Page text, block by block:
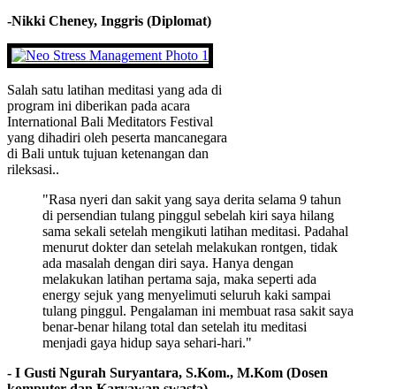
-Nikki Cheney, Inggris (Diplomat)
Salah satu latihan meditasi yang ada di
program ini diberikan pada acara
International Bali Meditators Festival
yang dihadiri oleh peserta mancanegara
di Bali untuk tujuan ketenangan dan
rileksasi..
"Rasa nyeri dan sakit yang saya derita selama 9 tahun
di persendian tulang pinggul sebelah kiri saya hilang
sama sekali setelah mengikuti latihan meditasi. Padahal
menurut dokter dan setelah melakukan rontgen, tidak
ada masalah dengan diri saya. Hanya dengan
melakukan latihan pertama saja, maka seperti ada
energy sejuk yang menyelimuti seluruh kaki sampai
tulang pinggul. Pengalaman ini membuat rasa sakit saya
benar-benar hilang total dan setelah itu meditasi
menjadi gaya hidup saya sehari-hari."
- I Gusti Ngurah Suryantara, S.Kom., M.Kom (Dosen